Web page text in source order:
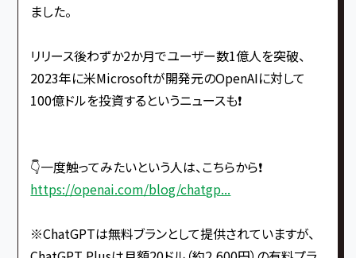
ました。
リリース後わずか2か月でユーザー数1億人を突破、
2023年に米Microsoftが開発元のOpenAIに対して
100億ドルを投資するというニュースも❗️
👇一度触ってみたいという人は、こちらから❗️
https://openai.com/blog/chatgp...
※ChatGPTは無料ブランとして提供されていますが、